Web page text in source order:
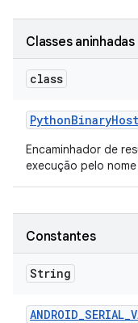
Classes aninhadas
class
PythonBinaryHost
Encaminhador de
execução pelo
Constantes
String
ANDROID_SERIAL_